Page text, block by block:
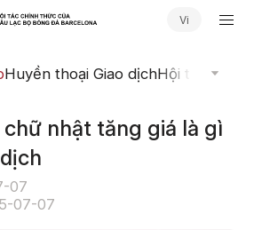
Vi
Huyền thoại Giao dịchHội thảo
nhật tăng giá là gì
07
07-07